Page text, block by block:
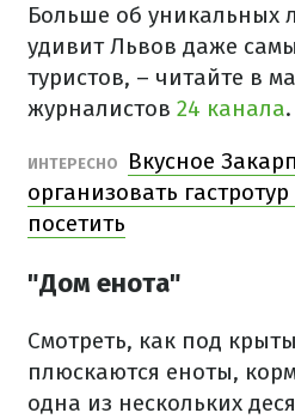
Больше об уникальных
удивит Львов даже
туристов, – читайте в
журналистов 24 канала.
ИНТЕРЕСНО
Вкусное
организовать
посетить
"Дом енота"
Смотреть, как под
плюскаются еноты,
одна из нескольких